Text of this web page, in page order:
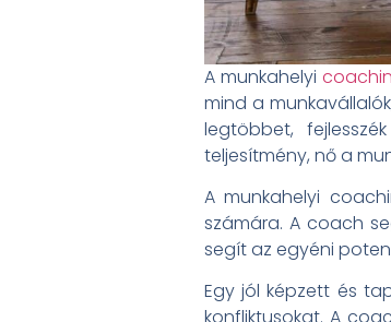
A munkahelyi
mind a
legtöbbet,
teljesítmény, nő a
A munkahelyi
számára. A coach
segít az egyéni
Egy jól képzett és